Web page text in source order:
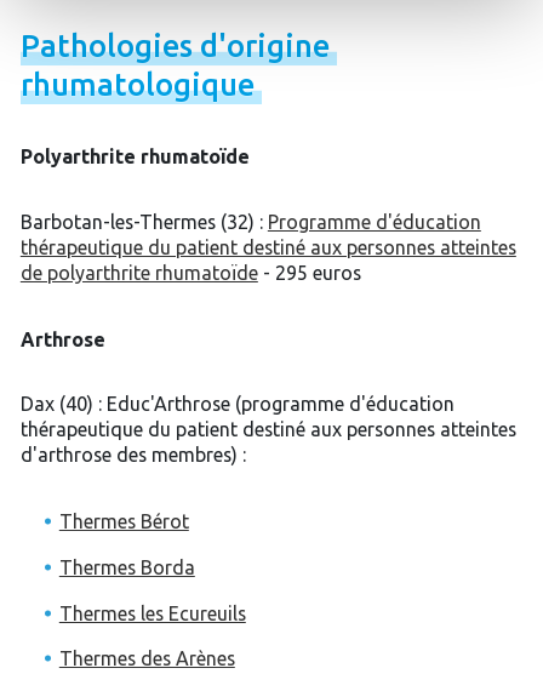
Pathologiesd'origine
rhumatologique
Polyarthrite rhumatoïde
Barbotan-les-Thermes (32) : Programme d'éducation
thérapeutique du patient destiné aux personnes atteintes
de polyarthrite rhumatoïde- 295 euros
Arthrose
Dax (40) : Educ'Arthrose (programme d'éducation
thérapeutique du patient destiné aux personnes atteintes
d'arthrose des membres) :
Thermes Bérot
Thermes Borda
Thermes les Ecureuils
Thermes des Arènes